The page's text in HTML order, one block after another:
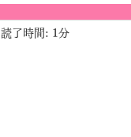
読了時間: 1分